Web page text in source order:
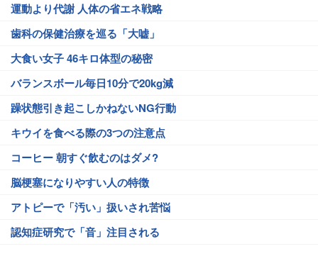
運動より代謝 人体の省エネ戦略
歯科の保健治療を巡る「大嘘」
大食い女子 46キロ体型の秘密
バランスボール毎日10分で20kg減
躁状態引き起こしかねないNG行動
キウイを食べる際の3つの注意点
コーヒー 朝すぐ飲むのはダメ?
脳梗塞になりやすい人の特徴
アトピーで「汚い」扱いされ苦悩
認知症研究で「音」注目される